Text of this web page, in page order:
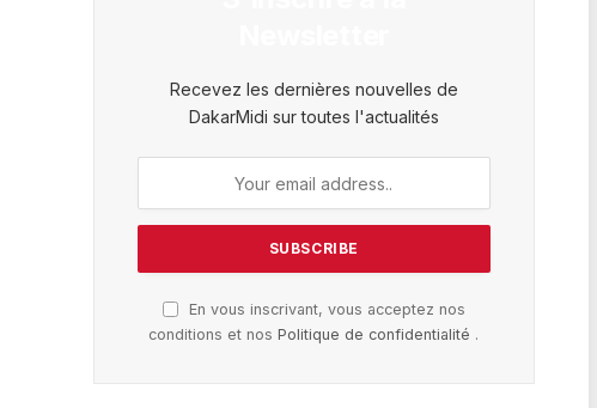
Recevez les dernières nouvelles de
DakarMidi sur toutes l'actualités
En vous inscrivant, vous acceptez nos
conditions et nosPolitique de confidentialité .